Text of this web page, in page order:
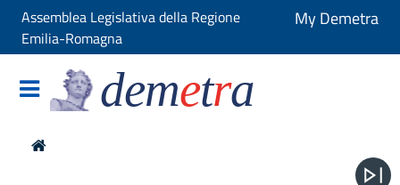
Assemblea Legislativa della Regione
Emilia-Romagna
My Demetra
demetra